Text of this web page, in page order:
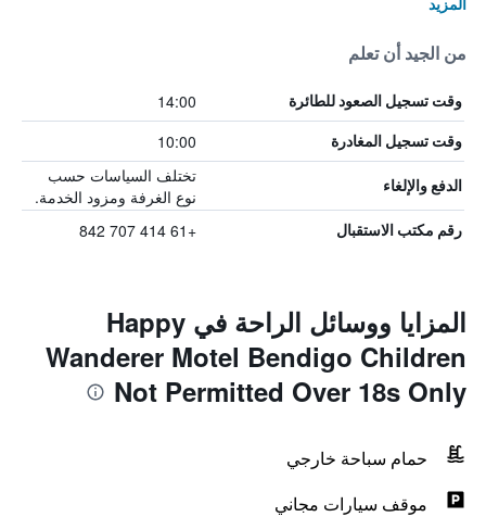
من الجيد أن تعلم
وقت تسجيل الصعود للطائرة 14:00
وقت تسجيل المغادرة 10:00
الدفع والإلغاء
تختلف السياسات حسب
نوع الغرفة ومزود الخدمة.
رقم مكتب الاستقبال +61 414 707 842
المزايا ووسائل الراحة في Happy
Wanderer Motel Bendigo Children
Not Permitted Over 18s Only
حمام سباحة خارجي
موقف سيارات مجاني